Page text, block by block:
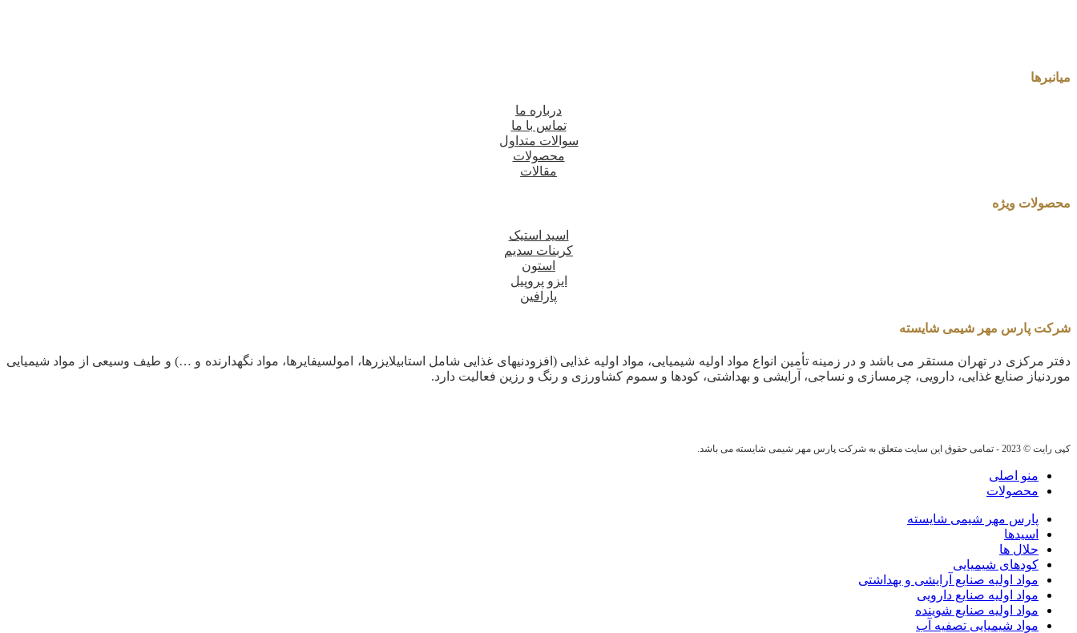
میانبرها
درباره ما
تماس با ما
سوالات متداول
محصولات
مقالات
محصولات ویژه
اسید استیک
کربنات سدیم
استون
ایزو پروپیل
پارافین
شرکت پارس مهر شیمی شایسته
دفتر مرکزی در تهران مستقر می باشد و در زمینه تأمین انواع مواد اولیه شیمیایی، مواد اولیه غذایی (افزودنیهای غذایی شامل استابیلایزرها، امولسیفایرها، مواد نگهدارنده و …) و طیف وسیعی از مواد شیمیایی
موردنیاز صنایع غذایی، دارویی، چرمسازی و نساجی، آرایشی و بهداشتی، کودها و سموم کشاورزی و رنگ و رزین فعالیت دارد.
کپی رایت © 2023 - تمامی حقوق این سایت متعلق به شرکت پارس مهر شیمی شایسته می باشد.
منو اصلی
محصولات
پارس مهر شیمی شایسته
اسیدها
حلال ها
کودهای شیمیایی
مواد اولیه صنایع آرایشی و بهداشتی
مواد اولیه صنایع دارویی
مواد اولیه صنایع شوینده
مواد شیمیایی تصفیه آب